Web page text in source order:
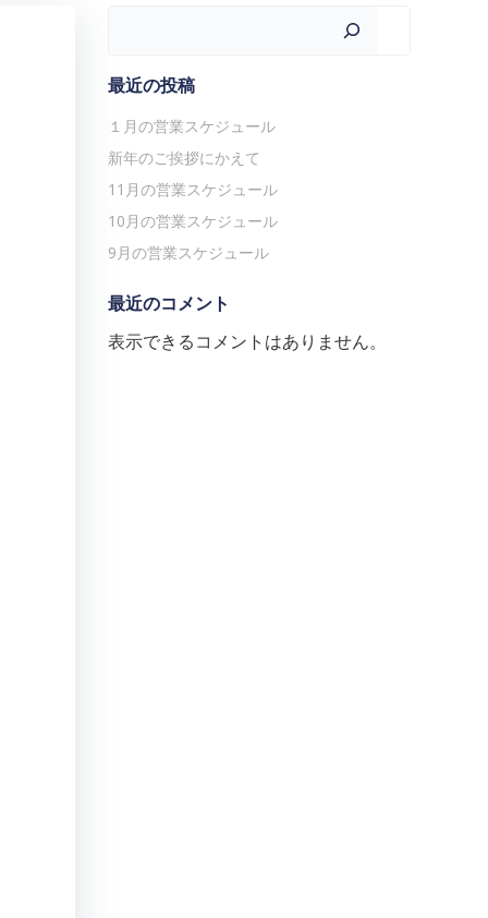
最近の投稿
１月の営業スケジュール
新年のご挨拶にかえて
11月の営業スケジュール
10月の営業スケジュール
9月の営業スケジュール
最近のコメント
表示できるコメントはありません。